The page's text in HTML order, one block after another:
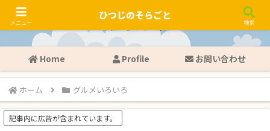
Home Profile お問い合わせ
ホーム グルメいろいろ
記事内に広告が含まれています。
メニュー
ひつじのそらごと
検索